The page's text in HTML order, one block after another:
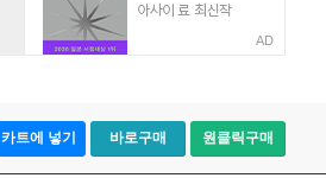
AD
카트에 넣기 바로구매 원클릭구매